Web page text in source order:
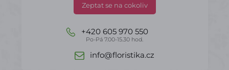
Zeptat se na cokoliv
+420 605 970 550
Po-Pá 7.00-15.30 hod.
info@floristika.cz